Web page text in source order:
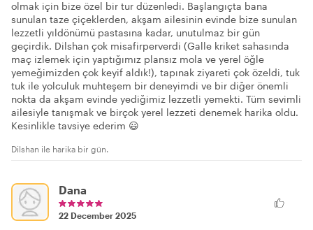
olmak için bize özel bir tur düzenledi. Başlangıçta bana
sunulan taze çiçeklerden, akşam ailesinin evinde bize sunulan
lezzetli yıldönümü pastasına kadar, unutulmaz bir gün
geçirdik. Dilshan çok misafirperverdi (Galle kriket sahasında
maç izlemek için yaptığımız plansız mola ve yerel öğle
yemeğimizden çok keyif aldık!), tapınak ziyareti çok özeldi, tuk
tuk ile yolculuk muhteşem bir deneyimdi ve bir diğer önemli
nokta da akşam evinde yediğimiz lezzetli yemekti. Tüm sevimli
ailesiyle tanışmak ve birçok yerel lezzeti denemek harika oldu.
Kesinlikle tavsiye ederim 😃
Dilshan ile harika bir gün.
Dana
22 December 2025